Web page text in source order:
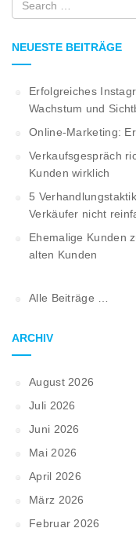
NEUESTE BEITRÄGE
Erfolgreiches
Wachstum und
Online-Marketing:
Verkaufsgespräch
Kunden wirklich
5
Verkäufer nicht
Ehemalige Kunden
alten Kunden
Alle Beiträge …
ARCHIV
August 2026
Juli 2026
Juni 2026
Mai 2026
April 2026
März 2026
Februar 2026